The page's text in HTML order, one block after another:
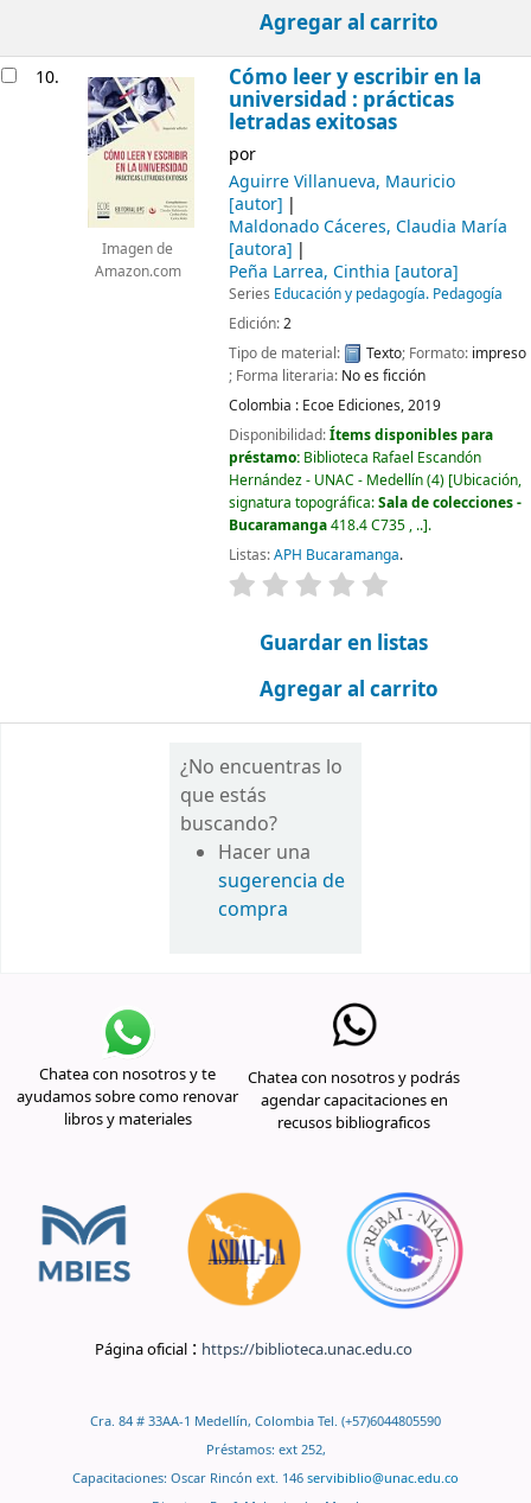
Agregar al carrito
10.
Imagen de
Amazon.com
Cómo leer y escribir en la
universidad : prácticas
letradas exitosas
por
Aguirre Villanueva, Mauricio
[autor]
Maldonado Cáceres, Claudia María
[autora]
Peña Larrea, Cinthia [autora]
Series Educación y pedagogía. Pedagogía
Edición:2
Tipo de material:
Texto; Formato: impreso
; Forma literaria: No es ficción
Colombia : Ecoe Ediciones,2019
Disponibilidad:Ítems disponibles para
préstamo: Biblioteca Rafael Escandón
Hernández - UNAC - Medellín(4) Ubicación,
signatura topográfica:Sala de colecciones -
Bucaramanga418.4 C735 , .. .
Listas:APH Bucaramanga.
valoración
Guardar en listas
Agregar al carrito
¿No encuentras lo
que estás
buscando?
Hacer una
sugerencia de
compra
Chatea con nosotros y te
ayudamos sobre como renovar
libros y materiales
Chatea con nosotros y podrás
agendar capacitaciones en
recusos bibliograficos
Página oficial : https://biblioteca.unac.edu.co
Cra. 84 # 33AA-1 Medellín, Colombia Tel. (+57)6044805590
Préstamos: ext 252,
Capacitaciones: Oscar Rincón ext. 146 servibiblio@unac.edu.co